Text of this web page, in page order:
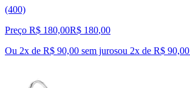
(400)
Preço R$ 180,00R$ 180,00
Ou 2x de R$ 90,00 sem jurosou 2x de R$ 90,00